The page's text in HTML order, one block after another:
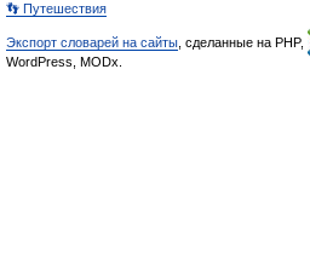
👣 Путешествия
Экспорт словарей на сайты , сделанные на PHP,
WordPress, MODx.